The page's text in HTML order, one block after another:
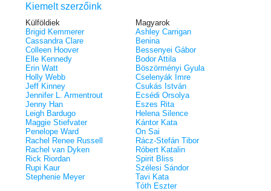
Kiemelt szerzőink
Külföldiek
Brigid Kemmerer
Cassandra Clare
Colleen Hoover
Elle Kennedy
Erin Watt
Holly Webb
Jeff Kinney
Jennifer L. Armentrout
Jenny Han
Leigh Bardugo
Maggie Stiefvater
Penelope Ward
Rachel Renee Russell
Rachel van Dyken
Rick Riordan
Rupi Kaur
Stephenie Meyer
Magyarok
Ashley Carrigan
Benina
Bessenyei Gábor
Bodor Attila
Böszörményi Gyula
Cselenyák Imre
Csukás István
Ecsédi Orsolya
Eszes Rita
Helena Silence
Kántor Kata
On Sai
Rácz-Stefán Tibor
Róbert Katalin
Spirit Bliss
Szélesi Sándor
Tavi Kata
Tóth Eszter